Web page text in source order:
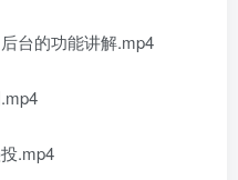
台的功能讲解.mp4
.mp4